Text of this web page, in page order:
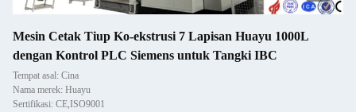
Mesin Cetak Tiup Ko-ekstrusi 7 Lapisan Huayu 1000L
dengan Kontrol PLC Siemens untuk Tangki IBC
Tempat asal: Cina
Nama merek: Huayu
Sertifikasi: CE,ISO9001